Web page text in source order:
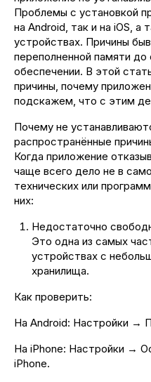
Проблемы с установкой
на Android, так и на iOS, а
устройствах. Причины
переполненной памяти
обеспечении. В этой
причины, почему
подскажем, что с этим
Почему не
распространённые
Когда приложение
чаще всего дело не в
технических или
них:
Недостаточно
Это одна из самых
устройствах с
хранилища.
Как проверить:
На Android: Настройки →
На iPhone: Настройки →
iPhone.